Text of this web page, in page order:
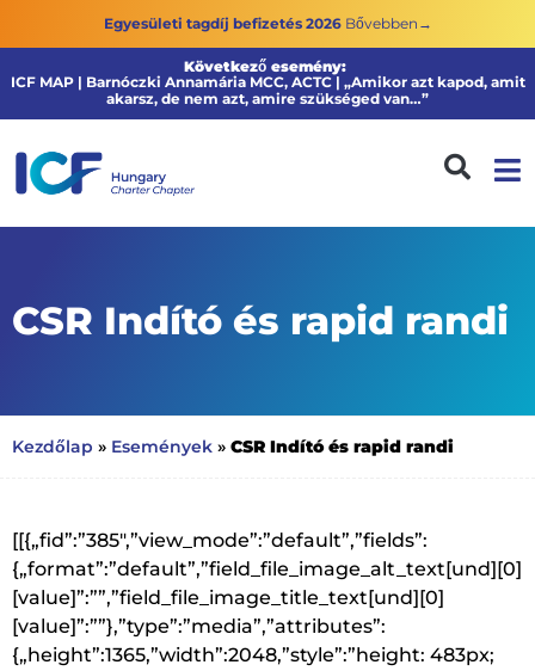
Egyesületi tagdíj befizetés 2026 Bővebben→
Következő esemény:
ICF MAP | Barnóczki Annamária MCC, ACTC | „Amikor azt kapod, amit
akarsz, de nem azt, amire szükséged van…”
CSR Indító és rapid randi
Kezdőlap » Események » CSR Indító és rapid randi
[[{„fid”:”385″,”view_mode”:”default”,”fields”:
{„format”:”default”,”field_file_image_alt_text[und][0]
[value]”:””,”field_file_image_title_text[und][0]
[value]”:””},”type”:”media”,”attributes”:
{„height”:1365,”width”:2048,”style”:”height: 483px;